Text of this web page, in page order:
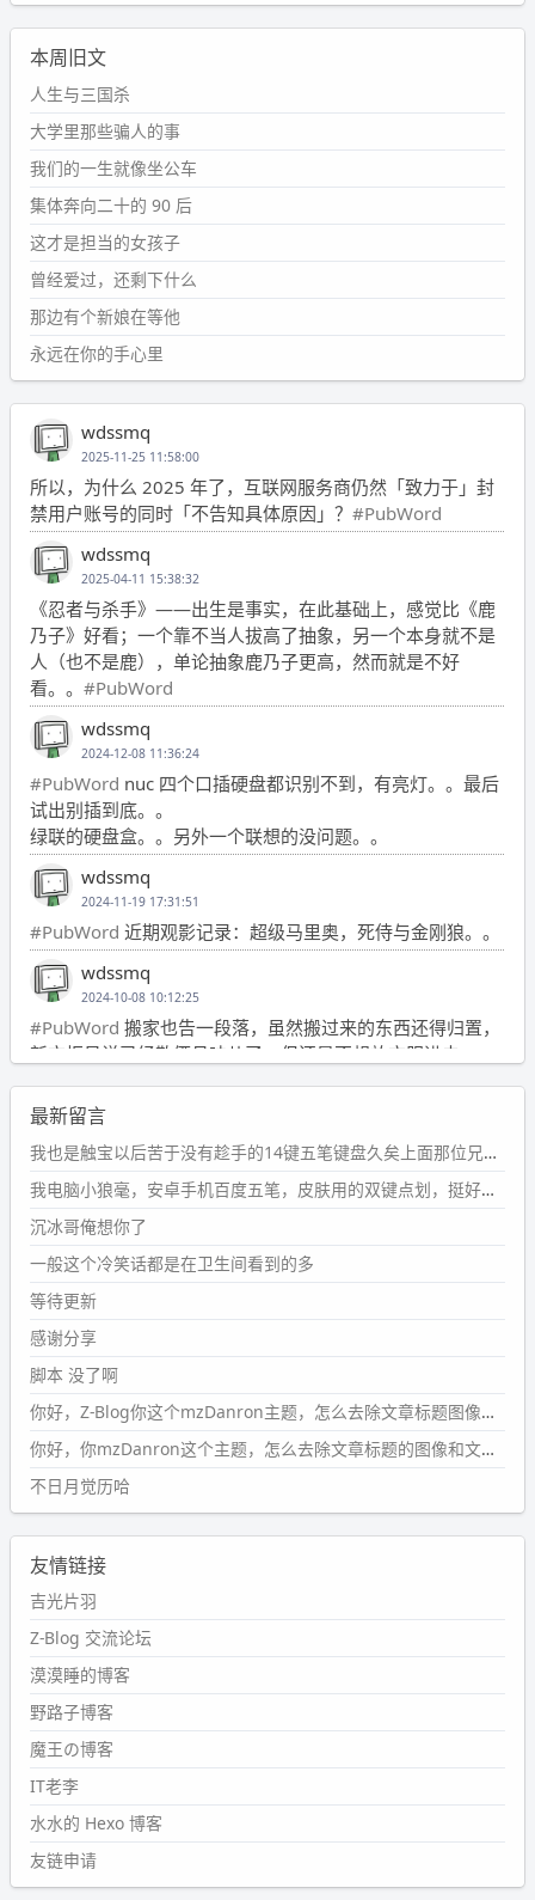
本周旧文
人生与三国杀
大学里那些骗人的事
我们的一生就像坐公车
集体奔向二十的 90 后
这才是担当的女孩子
曾经爱过，还剩下什么
那边有个新娘在等他
永远在你的手心里
wdssmq
2025-11-25 11:58:00
所以，为什么 2025 年了，互联网服务商仍然「致力于」封
禁用户账号的同时「不告知具体原因」？ #PubWord
wdssmq
2025-04-11 15:38:32
《忍者与杀手》——出生是事实，在此基础上，感觉比《鹿
乃子》好看；一个靠不当人拔高了抽象，另一个本身就不是
人（也不是鹿），单论抽象鹿乃子更高，然而就是不好
看。。 #PubWord
wdssmq
2024-12-08 11:36:24
#PubWord nuc 四个口插硬盘都识别不到，有亮灯。。最后
试出别插到底。。
绿联的硬盘盒。。另外一个联想的没问题。。
wdssmq
2024-11-19 17:31:51
#PubWord 近期观影记录：超级马里奥，死侍与金刚狼。。
wdssmq
2024-10-08 10:12:25
#PubWord 搬家也告一段落，虽然搬过来的东西还得归置，
新衣柜虽说已经散俩月味儿了，但还是不想放衣服进去。
wdssmq
2024-09-23 21:00:49
#PubWord要不我每年汇总整理一次？？碎雨集_沉冰浮水_
第1页https://www.wdssmq.com/tag/%E7%A2%8E%E9%9
B%A8%E9%9B%86/
wdssmq
2024-09-23 20:58:40
#PubWord
条嘟？？？？
wdssmq
2024-09-15 10:32:07
#PubWordVSCode 内 git 操作卡住的时候没办法主动取消
一直是个痛点，一般都是推送或拉取，今天连提交都卡
了。。
wdssmq
2024-09-11 08:45:43
#PubWord
然后天凉了，为了应对踢被子买了睡袋，不知道 1.2 米会不
会略窄。。
wdssmq
2024-09-09 19:43:00
#PubWord
表，21 年 11 月底发现 B 站上线了这部，直到前几天才看
完，还是分两次看的。。接下来有五项是 2019 年的，都是
电影 —— 略长的待办列表。。
最新留言
我也是触宝以后苦于没有趁手的14键五笔键盘久矣上面那位兄台用的百度双键点划布局我也用过很久，那个皮肤做得很粗糙，个别键位的触发区域是错位的，快速打字时很容易出错，修改它的皮肤文件校正后勉强能用，但早年出的皮肤分辨率太低，实在谈不上美观。百度小米定制版的商店里有一个"小黑板"皮肤还不错(百度官方输入法商店里没有)，但那个风格我不喜欢这两天找到了一个叫"森林集"的公众号，开发了海量的皮肤，很多都有14键版本，付费但很便宜，几块钱，终于有自己满意的输入法了搜了一下，这个工作室还是百度的官方合作伙伴，不知道为什么14键作品都不在官方商店上架，难道是百度官方在刻意放弃14键？
我电脑小狼毫，安卓手机百度五笔，皮肤用的双键点划，挺好的。
沉冰哥俺想你了
一般这个冷笑话都是在卫生间看到的多
等待更新
感谢分享
脚本 没了啊
你好，Z-Blog你这个mzDanron主题，怎么去除文章标题图像和文章摘要，仅显示标题，感谢回复！
你好，你mzDanron这个主题，怎么去除文章标题的图像和文章摘要！仅显示标题，感谢回复解决！
不日月觉历哈
友情链接
吉光片羽
Z-Blog 交流论坛
漠漠睡的博客
野路子博客
魔王の博客
IT老李
水水的 Hexo 博客
友链申请